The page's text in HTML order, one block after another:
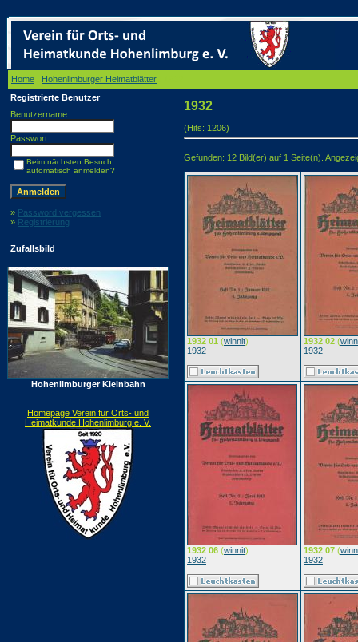
Home Hohenlimburger Heimatblätter
Registrierte Benutzer
Benutzername:
Passwort:
Beim nächsten Besuch
automatisch anmelden?
» Password vergessen
» Registrierung
Zufallsbild
Hohenlimburger Kleinbahn
Homepage Verein für Orts- und
Heimatkunde Hohenlimburg e. V.
1932
(Hits: 1206)
Gefunden: 12 Bild(er) auf 1 Seite(n).
1932 01 (winnit)
1932
1932 02 (
1932
1932 06 (winnit)
1932
1932 07 (
1932